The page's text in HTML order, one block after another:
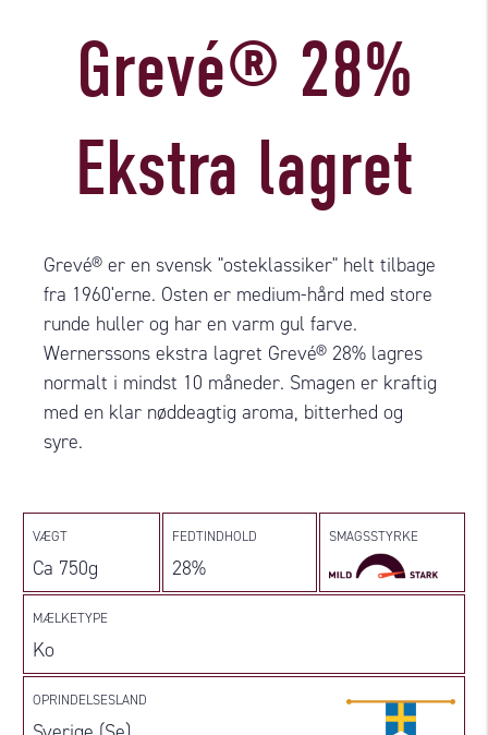
Grevé® 28%
Ekstra lagret
Grevé® er en svensk "osteklassiker" helt tilbage
fra 1960'erne. Osten er medium-hård med store
runde huller og har en varm gul farve.
Wernerssons ekstra lagret Grevé® 28% lagres
normalt i mindst 10 måneder. Smagen er kraftig
med en klar nøddeagtig aroma, bitterhed og
syre.
VÆGT
Ca 750g
FEDTINDHOLD
28%
SMAGSSTYRKE
MÆLKETYPE
Ko
OPRINDELSESLAND